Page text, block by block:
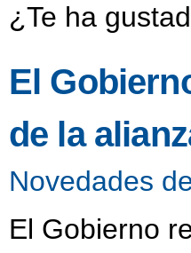
¿Te ha
El
de la
Novedades
El Gobierno